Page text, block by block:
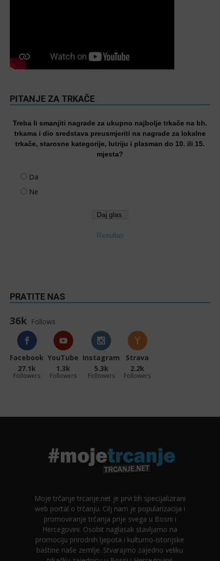
PITANJE ZA TRKAČE
Treba li smanjiti nagrade za ukupno najbolje trkače na bh.
trkama i dio sredstava preusmjeriti na nagrade za lokalne
trkače, starosne kategorije, lutriju i plasman do 10. ili 15.
mjesta?
Da
Ne
Rezultati
PRATITE NAS
36k Follows
Facebook
27.1k
Followers
YouTube
1.3k
Followers
Instagram
5.3k
Followers
Strava
2.2k
Followers
Moje trčanje trcanje.net je prvi bh specijalizirani
web portal o trčanju. Cilj nam je popularizacija i
promoviranje trčanja prije svega u Bosni i
Hercegovini. Osobit naglasak stavljamo na
promociju prirodnih ljepota i kulturno-istorijske
baštine naše zemlje. Stvarajmo zajedno veliku